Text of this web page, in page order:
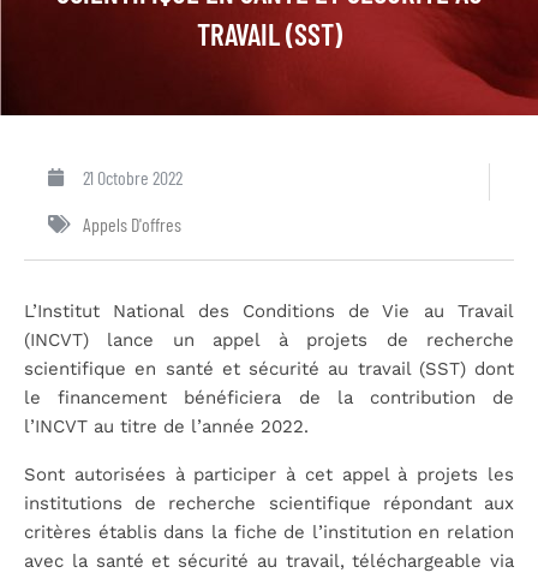
TRAVAIL (SST)
21 Octobre 2022
Appels D'offres
L’Institut National des Conditions de Vie au Travail
(INCVT) lance un appel à projets de recherche
scientifique en santé et sécurité au travail (SST) dont
le financement bénéficiera de la contribution de
l’INCVT au titre de l’année 2022.
Sont autorisées à participer à cet appel à projets les
institutions de recherche scientifique répondant aux
critères établis dans la fiche de l’institution en relation
avec la santé et sécurité au travail, téléchargeable via